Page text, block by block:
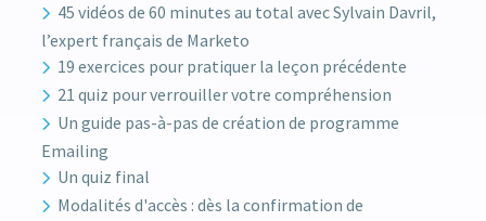
45 vidéos de 60 minutes au total avec Sylvain Davril,
l’expert français de Marketo
19 exercices pour pratiquer la leçon précédente
21 quiz pour verrouiller votre compréhension
Un guide pas-à-pas de création de programme
Emailing
Un quiz final
Modalités d'accès : dès la confirmation de